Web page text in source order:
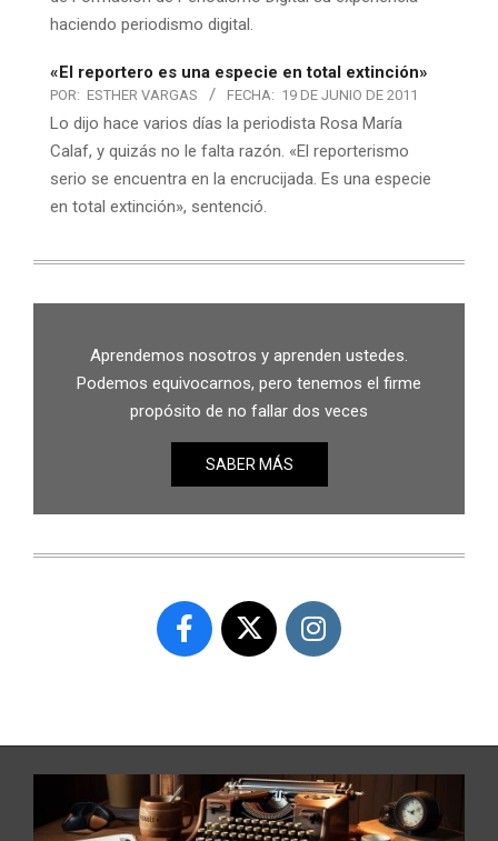
haciendo periodismo digital.
«El reportero es una especie en total extinción»
POR: ESTHER VARGAS FECHA: 19 DE JUNIO DE 2011
Lo dijo hace varios días la periodista Rosa María
Calaf, y quizás no le falta razón. «El reporterismo
serio se encuentra en la encrucijada. Es una especie
en total extinción», sentenció.
Aprendemos nosotros y aprenden ustedes.
Podemos equivocarnos, pero tenemos el firme
propósito de no fallar dos veces
SABER MÁS